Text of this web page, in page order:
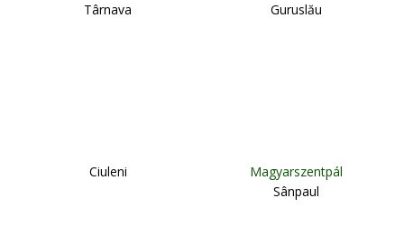
Târnava Guruslău
Ciuleni
Magyarszentpál
Sânpaul